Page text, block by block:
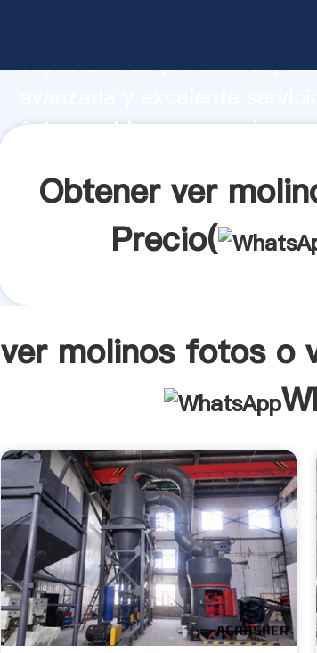
capacidad de producción,
fotos o videos proveedor
Obtener ver
Precio(
ver molinos fotos o